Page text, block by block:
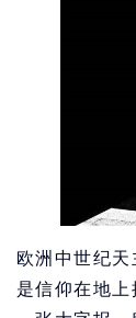
欧洲中世纪
是信仰在地